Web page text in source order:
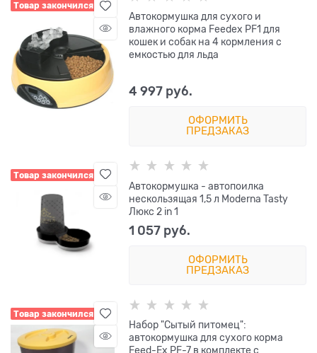
Товар закончился
Автокормушка для сухого и
влажного корма Feedex PF1 для
кошек и собак на 4 кормления с
емкостью для льда
4 997 руб.
ОФОРМИТЬ
ПРЕДЗАКАЗ
Товар закончился
Автокормушка - автопоилка
нескользящая 1,5 л Moderna Tasty
Люкс 2 in 1
1 057 руб.
ОФОРМИТЬ
ПРЕДЗАКАЗ
Товар закончился
Набор "Сытый питомец":
автокормушка для сухого корма
Feed-Ex PF-7 в комплекте с